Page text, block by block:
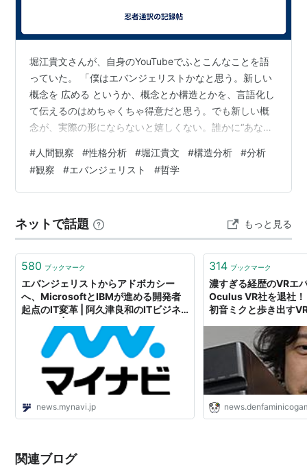
玉川 憲(Amazon Web Services)
西脇 資哲（マイクロソフト）
佐藤 直生（マイクロソフト）
春日井 良隆（マイクロソフト）
米持 幸寿(日本IBM）
堀江貴文さんが、自身のYouTubeでふとこんなことを語
っていた。 「僕はエバンジェリストかなと思う。新しい
概念を 広める というか、概念とか構造とかを、言語化し
て伝えるのはめちゃくちゃ得意だと思う。でも新しい概
念が、実際の形にならないと嬉しくない。誰かに“あなた
てます”って言われても、そんなに嬉しくないんだよね」
「まあ、よかったですね」とは返すけれど、心の中はそ
れで満たされるわけじゃない。それよりも、その概念が
重要なんだ、と彼は言う。 その語りは、あまりにも堀江
さんらしい。合理、構造…
#人間観察 #性格分析 #堀江貴文 #構造分析 #分析
#観察 #エバンジェリスト #哲学
ネットで話題 もっと見る
580 ブックマーク
エバンジェリストからアドボカシー
へ、MicrosoftとIBMが進める開発者
起点のIT変革 | 阿久津良和のITビジネ
news.mynavi.jp
314 ブックマーク
濃すぎる経歴のVRエ
Oculus VR社を退社
初音ミクと歩き出す
関連ブログ